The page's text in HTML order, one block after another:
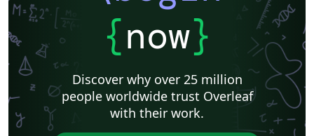
{now}
Discover why over 25 million
people worldwide trust Overleaf
with their work.